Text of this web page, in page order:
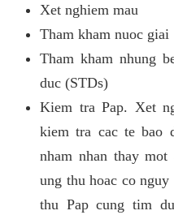
Xet nghiem mau
Tham kham nuoc giai
Tham kham nhung
duc (STDs)
Kiem tra Pap. Xet
kiem tra cac te bao
nham nhan thay
ung thu hoac co
thu Pap cung tim